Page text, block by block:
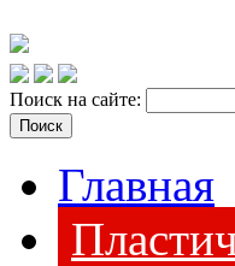
Поиск на сайте:
Главная